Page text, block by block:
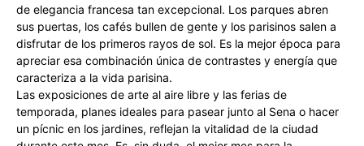
de elegancia francesa tan excepcional. Los parques abren
sus puertas, los cafés bullen de gente y los parisinos salen a
disfrutar de los primeros rayos de sol. Es la mejor época para
apreciar esa combinación única de contrastes y energía que
caracteriza a la vida parisina.
Las exposiciones de arte al aire libre y las ferias de
temporada, planes ideales para pasear junto al Sena o hacer
un pícnic en los jardines, reflejan la vitalidad de la ciudad